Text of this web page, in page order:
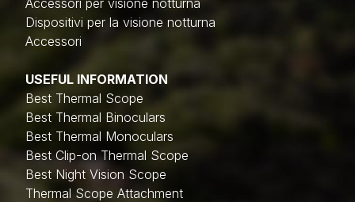
Accessori per visione notturna
Dispositivi per la visione notturna
Accessori
USEFUL INFORMATION
Best Thermal Scope
Best Thermal Binoculars
Best Thermal Monoculars
Best Clip-on Thermal Scope
Best Night Vision Scope
Thermal Scope Attachment